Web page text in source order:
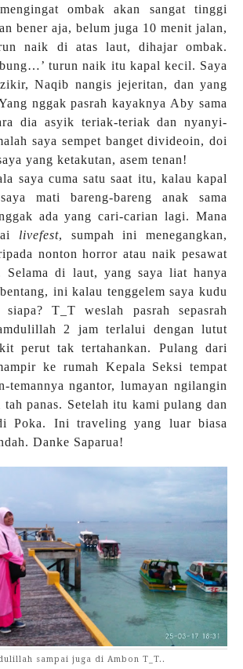
ombak akan sangat tinggi
bener aja, belum juga 10 menit jalan,
naik di atas laut, dihajar ombak.
turun naik itu kapal kecil. Saya
Naqib nangis jejeritan, dan yang
nggak pasrah kayaknya Aby sama
dia asyik teriak-teriak dan nyanyi-
saya sempet banget divideoin, doi
yang ketakutan, asem tenan!
saya cuma satu saat itu, kalau kapal
mati bareng-bareng anak sama
ada yang cari-carian lagi. Mana
livefest, sumpah ini menegangkan,
nonton horror atau naik pesawat
Selama di laut, yang saya liat hanya
ini kalau tenggelem saya kudu
siapa? T_T weslah pasrah sepasrah
2 jam terlalui dengan lutut
perut tak tertahankan. Pulang dari
ke rumah Kepala Seksi tempat
temannya ngantor, lumayan ngilangin
tah panas. Setelah itu kami pulang dan
Poka. Ini traveling yang luar biasa
Danke Saparua!
sampai juga di Ambon T_T..